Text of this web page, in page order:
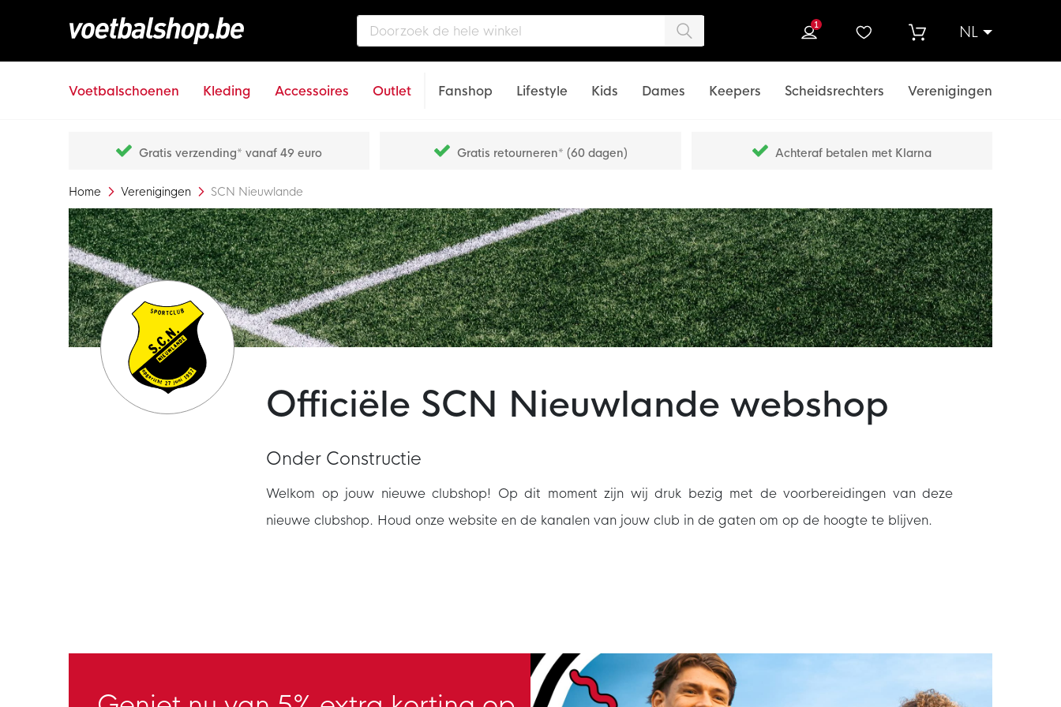
NL
1
Voetbalschoenen Kleding Accessoires Outlet Fanshop Lifestyle Kids Dames Keepers Scheidsrechters Verenigingen
Gratis verzending* vanaf 49 euro Gratis retourneren* (60 dagen) Achteraf betalen met Klarna
Home Verenigingen SCN Nieuwlande
Officiële SCN Nieuwlande webshop
Onder Constructie
Welkom op jouw nieuwe clubshop! Op dit moment zijn wij druk bezig met de voorbereidingen van deze
nieuwe clubshop. Houd onze website en de kanalen van jouw club in de gaten om op de hoogte te blijven.